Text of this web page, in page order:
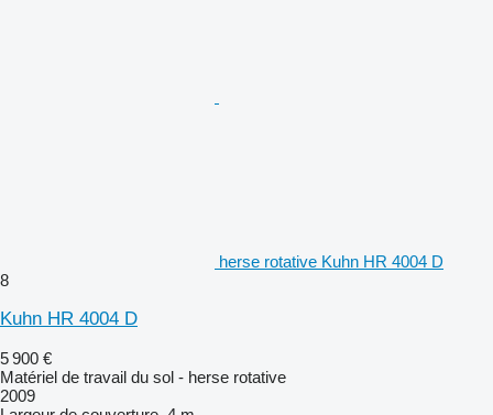
herse rotative Kuhn HR 4004 D
8
Kuhn HR 4004 D
5 900 €
Matériel de travail du sol - herse rotative
2009